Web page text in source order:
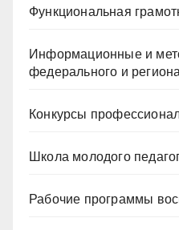
Функциональная
Информационные и
федерального и
Конкурсы
Школа молодого
Рабочие программы